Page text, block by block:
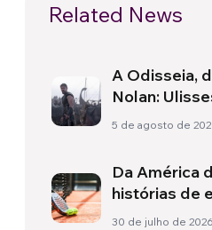
Related News
A Odisseia,
Nolan:
necessidade
5 de agosto de
Da América
histórias de
e saúde
30 de julho de 2026